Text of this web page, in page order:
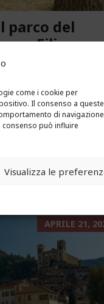
come i cookie per
Il consenso a queste
di
può influire
Visualizza le
parco del
Filippo
Stiamo parlando
Filippo
Riviera dei Fiori.
Novaro e...
LEGGI ALTRO...
APRILE 21,